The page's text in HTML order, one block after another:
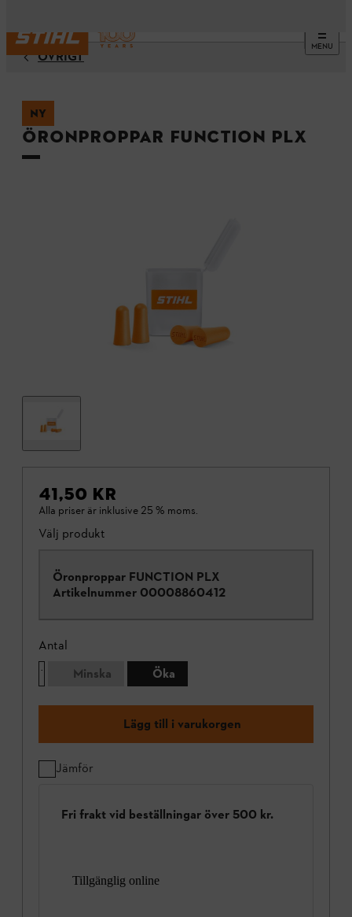
MENU
ÖVRIGT
NY
Öronproppar FUNCTION PLX
41,50 KR
Alla priser är inklusive 25 % moms.
Välj produkt
Öronproppar FUNCTION PLX
Artikelnummer 00008860412
Antal
Minska
Öka
Lägg till i varukorgen
Jämför
Fri frakt vid beställningar över 500 kr.
Tillgänglig online